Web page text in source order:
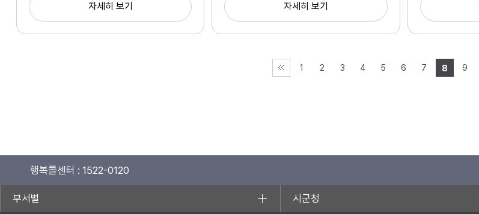
자세히 보기 자세히 보기
1 2 3 4 5 6 7 8 9
행복콜센터 : 1522-0120
부서별 시군청